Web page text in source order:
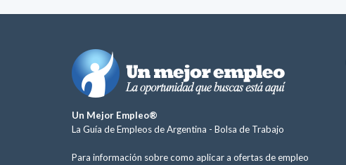
Un Mejor Empleo®
La Guía de Empleos de Argentina - Bolsa de Trabajo
Para información sobre como aplicar a ofertas de empleo